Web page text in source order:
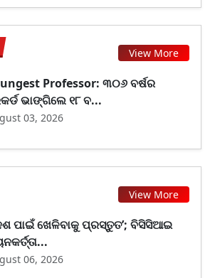
View More
Professor: ୩୦୬ ବର୍ଷର
ଭାଙ୍ଗିଲେ ୧୮ ବ...
03, 2026
View More
ପାଇଁ ଖେଳିବାକୁ ପ୍ରସ୍ତୁତ’; ବିସିସିଆଇ
06, 2026